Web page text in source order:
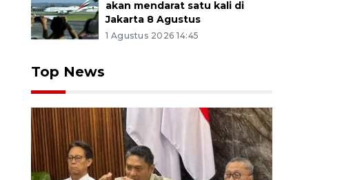
akan mendarat satu kali di
Jakarta 8 Agustus
1 Agustus 2026 14:45
Top News